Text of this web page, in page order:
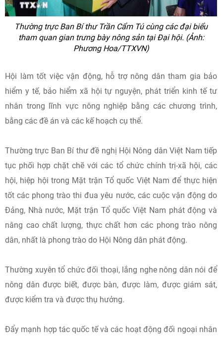
Thường trực Ban Bí thư Trần Cẩm Tú cùng các đại biểu
tham quan gian trưng bày nông sản tại Đại hội. (Ảnh:
Phương Hoa/TTXVN)
Hội làm tốt việc vận động, hỗ trợ nông dân tham gia bảo
hiểm y tế, bảo hiểm xã hội tự nguyện, phát triển kinh tế tư
nhân trong lĩnh vực nông nghiệp bằng các chương trình,
bằng các đề án và các kế hoạch cụ thể.
Thường trực Ban Bí thư đề nghị Hội Nông dân Việt Nam tiếp
tục phối hợp chặt chẽ với các tổ chức chính trị-xã hội, các
hội, hiệp hội trong Mặt trận Tổ quốc Việt Nam để thực hiện
tốt các phong trào thi đua yêu nước, các cuộc vận động do
Đảng, Nhà nước, Mặt trận Tổ quốc Việt Nam phát động và
nâng cao chất lượng, thực chất hơn các phong trào nông
dân, nhất là phong trào do Hội Nông dân phát động.
Thường xuyên tổ chức đối thoại, lắng nghe nông dân nói để
nông dân được biết, được bàn, được làm, được giám sát,
được kiểm tra và được thụ hưởng.
Đẩy mạnh hợp tác quốc tế và các hoạt động đối ngoại nhân